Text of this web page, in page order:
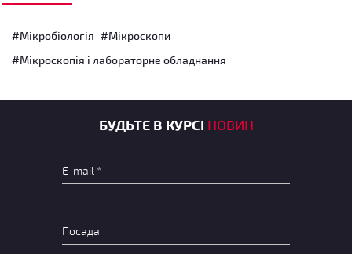
#Мікробіологія #Мікроскопи
#Мікроскопія і лабораторне обладнання
БУДЬТЕ В КУРСІ НОВИН